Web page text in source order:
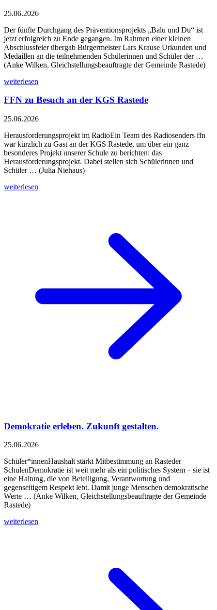
25.06.2026
Der fünfte Durchgang des Präventionsprojekts „Balu und Du“ ist
jetzt erfolgreich zu Ende gegangen. Im Rahmen einer kleinen
Abschlussfeier übergab Bürgermeister Lars Krause Urkunden und
Medaillen an die teilnehmenden Schülerinnen und Schüler der …
(Anke Wilken, Gleichstellungsbeauftragte der Gemeinde Rastede)
weiterlesen
FFN zu Besuch an der KGS Rastede
25.06.2026
Herausforderungsprojekt im RadioEin Team des Radiosenders ffn
war kürzlich zu Gast an der KGS Rastede, um über ein ganz
besonderes Projekt unserer Schule zu berichten: das
Herausforderungsprojekt. Dabei stellen sich Schülerinnen und
Schüler … (Julia Niehaus)
weiterlesen
Demokratie erleben. Zukunft gestalten.
25.06.2026
Schüler*innenHaushalt stärkt Mitbestimmung an Rasteder
SchulenDemokratie ist weit mehr als ein politisches System – sie ist
eine Haltung, die von Beteiligung, Verantwortung und
gegenseitigem Respekt lebt. Damit junge Menschen demokratische
Werte … (Anke Wilken, Gleichstellungsbeauftragte der Gemeinde
Rastede)
weiterlesen